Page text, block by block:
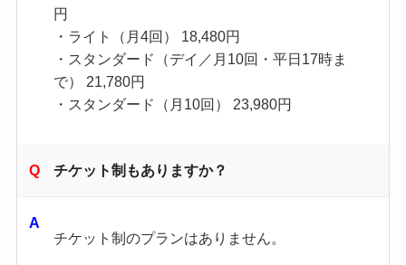
円
・ライト（月4回） 18,480円
・スタンダード（デイ／月10回・平日17時ま
で） 21,780円
・スタンダード（月10回） 23,980円
チケット制もありますか？
チケット制のプランはありません。